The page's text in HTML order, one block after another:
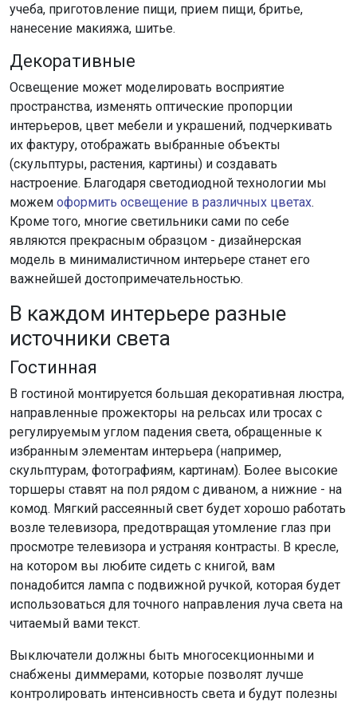
учеба, приготовление пищи, прием пищи, бритье,
нанесение макияжа, шитье.
Декоративные
Освещение может моделировать восприятие
пространства, изменять оптические пропорции
интерьеров, цвет мебели и украшений, подчеркивать
их фактуру, отображать выбранные объекты
(скульптуры, растения, картины) и создавать
настроение. Благодаря светодиодной технологии мы
можем оформить освещение в различных цветах.
Кроме того, многие светильники сами по себе
являются прекрасным образцом - дизайнерская
модель в минималистичном интерьере станет его
важнейшей достопримечательностью.
В каждом интерьере разные
источники света
Гостинная
В гостиной монтируется большая декоративная люстра,
направленные прожекторы на рельсах или тросах с
регулируемым углом падения света, обращенные к
избранным элементам интерьера (например,
скульптурам, фотографиям, картинам). Более высокие
торшеры ставят на пол рядом с диваном, а нижние - на
комод. Мягкий рассеянный свет будет хорошо работать
возле телевизора, предотвращая утомление глаз при
просмотре телевизора и устраняя контрасты. В кресле,
на котором вы любите сидеть с книгой, вам
понадобится лампа с подвижной ручкой, которая будет
использоваться для точного направления луча света на
читаемый вами текст.
Выключатели должны быть многосекционными и
снабжены диммерами, которые позволят лучше
контролировать интенсивность света и будут полезны